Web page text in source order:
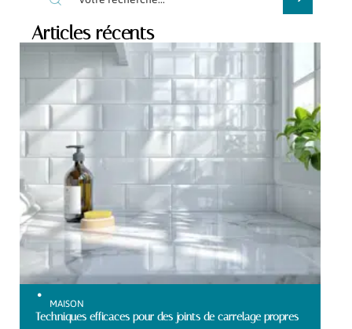
Articles récents
MAISON
Techniques efficaces pour des joints de carrelage propres